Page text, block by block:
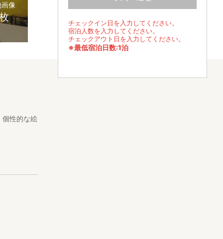
チェックイン日を入力してください。
宿泊人数を入力してください。
チェックアウト日を入力してください。
※最低宿泊日数:1泊
像
個性的な絵